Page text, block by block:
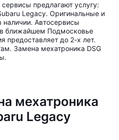
предлагают услугу:
Legacy. Оригинальные и
наличии. Автосервисы
ближайшем Подмосковье
предоставляет до 2-х лет.
Замена мехатроника DSG
мехатроника
Legacy